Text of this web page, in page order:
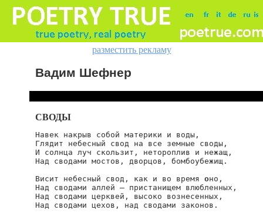
разместить рекламу
Вадим Шефнер
СВОДЫ
Навек накрыв собой материки и воды,
Глядит небесный свод на все земные своды,
И солнца луч скользит, нетороплив и нежащ,
Над сводами мостов, дворцов, бомбоубежищ.
Висит небесный свод, как и во время оно,
Над сводами аллей — пристанищем влюбленных,
Над сводами церквей, высоко вознесенных,
Над сводами цехов, над сводами законов.